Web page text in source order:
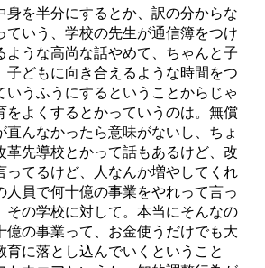
を半分にするとか、訳の分からな
ていう、学校の先生が通信簿をつけ
ような高尚な話やめて、ちゃんと子
子どもに向き合えるような時間をつ
いうふうにするということからじゃ
をよくするとかっていうのは。無償
んなかったら意味がないし、ちょ
革先導校とかって話もあるけど、改
ってるけど、人なんか増やしてくれ
人員で何十億の事業をやれって言っ
その学校に対して。本当にそんなの
億の事業って、お金使うだけでも大
に落とし込んでいくということ